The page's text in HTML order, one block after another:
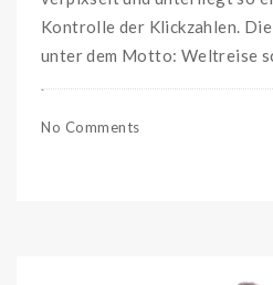
Kontrolle der Klickzahlen.
unter dem Motto: Weltreise
No Comments